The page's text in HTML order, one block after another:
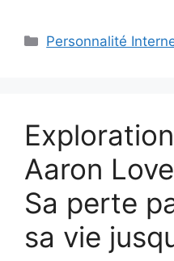
Categories
Personnalité
Aaron
Sa perte
sa vie